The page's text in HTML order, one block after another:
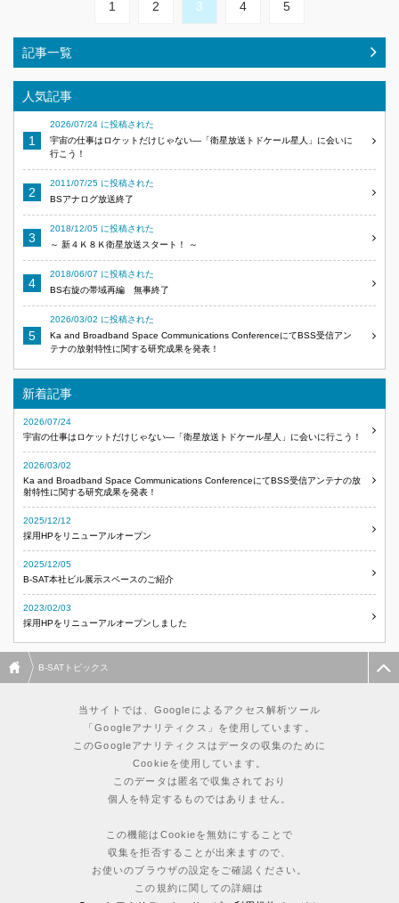
1 2 3 4 5
記事一覧
人気記事
2026/07/24 に投稿された
宇宙の仕事はロケットだけじゃない―「衛星放送トドケール星人」に会いに
行こう！
2011/07/25 に投稿された
BSアナログ放送終了
2018/12/05 に投稿された
～ 新４Ｋ８Ｋ衛星放送スタート！ ～
2018/06/07 に投稿された
BS右旋の帯域再編 無事終了
2026/03/02 に投稿された
Ka and Broadband Space Communications ConferenceにてBSS受信アン
テナの放射特性に関する研究成果を発表！
新着記事
2026/07/24
宇宙の仕事はロケットだけじゃない―「衛星放送トドケール星人」に会いに行こう！
2026/03/02
Ka and Broadband Space Communications ConferenceにてBSS受信アンテナの放
射特性に関する研究成果を発表！
2025/12/12
採用HPをリニューアルオープン
2025/12/05
B-SAT本社ビル展示スペースのご紹介
2023/02/03
採用HPをリニューアルオープンしました
B-SATトピックス
当サイトでは、Googleによるアクセス解析ツール
「Googleアナリティクス」を使用しています。
このGoogleアナリティクスはデータの収集のために
Cookieを使用しています。
このデータは匿名で収集されており
個人を特定するものではありません。
この機能はCookieを無効にすることで
収集を拒否することが出来ますので、
お使いのブラウザの設定をご確認ください。
この規約に関しての詳細は